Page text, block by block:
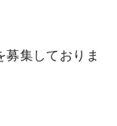
募集しておりま